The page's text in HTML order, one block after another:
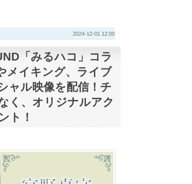
2024-12-01 12:00
「みるハコ」コラ
メイキング、ライブ
ャル映像を配信！チ
く、オリジナルアク
ト！